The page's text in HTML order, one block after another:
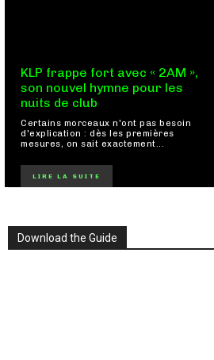
KLP frappe fort avec « 2AM »,
son nouvel hymne pour les
nuits de club
Certains morceaux n'ont pas besoin
d'explication : dès les premières
mesures, on sait exactement...
LIRE LA SUITE
Download the Guide